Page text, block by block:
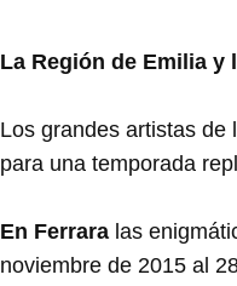
La Región de Emilia y
Los grandes artistas de
para una temporada
En Ferrara las
noviembre de 2015 al